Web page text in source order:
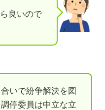
良いので
いで紛争解決を図
停委員は中立な立